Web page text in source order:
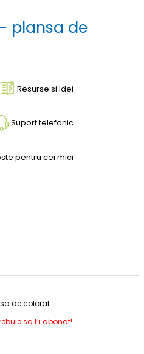
plansa de
Resurse si Idei
Suport telefonic
pentru cei mici
de colorat
sa fii abonat!